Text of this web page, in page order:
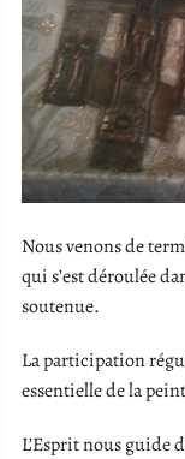
Nous venons de
qui s’est déroulée
soutenue.
La participation
essentielle de la
L’Esprit nous guide